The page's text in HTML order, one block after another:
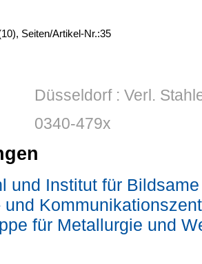
, Seiten/Artikel-Nr.:35
Düsseldorf : Verl.
0340-479x
und Institut für
und
für Metallurgie und